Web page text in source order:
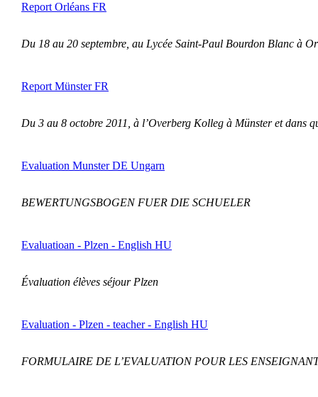
Report Orléans FR
Du 18 au 20 septembre, au Lycée Saint-Paul Bourdon Blanc à
Report Münster FR
Du 3 au 8 octobre 2011, à l’Overberg Kolleg à Münster et dans
Evaluation Munster DE Ungarn
BEWERTUNGSBOGEN FUER DIE SCHUELER
Evaluatioan - Plzen - English HU
Évaluation élèves séjour Plzen
Evaluation - Plzen - teacher - English HU
FORMULAIRE DE L’EVALUATION POUR LES